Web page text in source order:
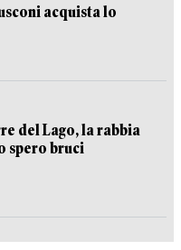
acquista lo
del Lago, la rabbia
spero bruci